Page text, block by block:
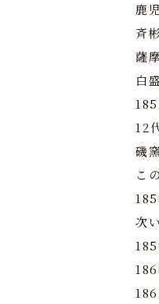
鹿
斉
薩
白
12
磯
こ
次